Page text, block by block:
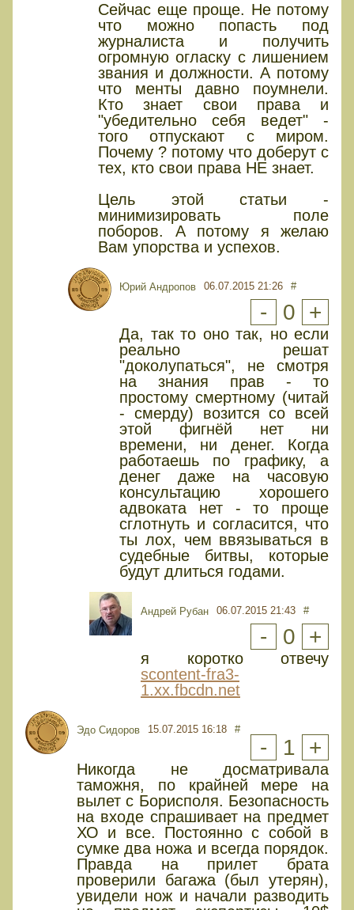
Сейчас еще проще. Не потому
что можно попасть под
журналиста и получить
огромную огласку с лишением
звания и должности. А потому
что менты давно поумнели.
Кто знает свои права и
"убедительно себя ведет" -
того отпускают с миром.
Почему ? потому что доберут с
тех, кто свои права НЕ знает.
Цель этой статьи -
минимизировать поле
поборов. А потому я желаю
Вам упорства и успехов.
Юрий Андропов 06.07.2015 21:26 #
- 0 +
Да, так то оно так, но если
реально решат
"доколупаться", не смотря
на знания прав - то
простому смертному (читай
- смерду) возится со всей
этой фигнёй нет ни
времени, ни денег. Когда
работаешь по графику, а
денег даже на часовую
консультацию хорошего
адвоката нет - то проще
сглотнуть и согласится, что
ты лох, чем ввязываться в
судебные битвы, которые
будут длиться годами.
Андрей Рубан 06.07.2015 21:43 #
- 0 +
я коротко отвечу
scontent-fra3-
1.xx.fbcdn.net
Эдо Сидоров 15.07.2015 16:18 #
- 1 +
Никогда не досматривала
таможня, по крайней мере на
вылет с Борисполя. Безопасность
на входе спрашивает на предмет
ХО и все. Постоянно с собой в
сумке два ножа и всегда порядок.
Правда на прилет брата
проверили багажа (был утерян),
увидели нож и начали разводить